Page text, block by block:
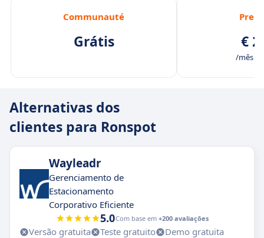
Communauté
Grátis €
/mês /
Alternativas dos
clientes para Ronspot
Wayleadr
Gerenciamento de
Estacionamento
Corporativo Eficiente
5.0Com base em +200 avaliações
Versão gratuita Teste gratuito
Demo gratuita